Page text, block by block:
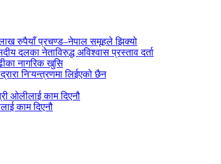
रुपैयाँ प्रचण्ड–नेपाल समूहले झिक्य‍ो
दलका नेताविरुद्ध अविश्वास प्रस्ताव दर्ता
नागरिक खुसि
नि'यन्त्रणमा लिईएको छैन
ओलीलाई काम दिएनौ
काम दिएनौ